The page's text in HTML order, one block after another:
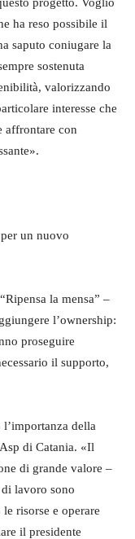
ha reso possibile il
saputo coniugare la
sostenuta
valorizzando
interesse che
affrontare con
un nuovo
la mensa” –
l’ownership:
proseguire
il supporto,
della
di Catania. «Il
di grande valore –
lavoro sono
risorse e operare
il presidente